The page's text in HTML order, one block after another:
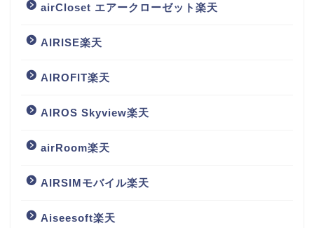
airCloset エアークローゼット楽天
AIRISE楽天
AIROFIT楽天
AIROS Skyview楽天
airRoom楽天
AIRSIMモバイル楽天
Aiseesoft楽天